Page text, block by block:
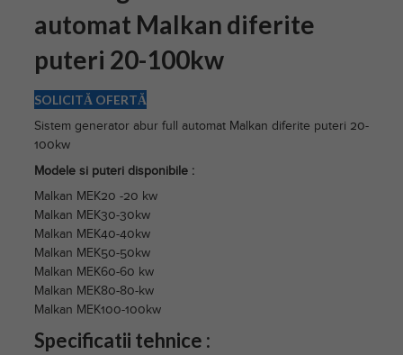
automat Malkan diferite
puteri 20-100kw
SOLICITĂ OFERTĂ
Sistem generator abur full automat Malkan diferite puteri 20-
100kw
Modele si puteri disponibile :
Malkan MEK20 -20 kw
Malkan MEK30-30kw
Malkan MEK40-40kw
Malkan MEK50-50kw
Malkan MEK60-60 kw
Malkan MEK80-80-kw
Malkan MEK100-100kw
Specificatii tehnice :